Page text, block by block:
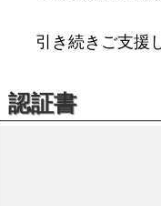
引き続きご支援
認証書